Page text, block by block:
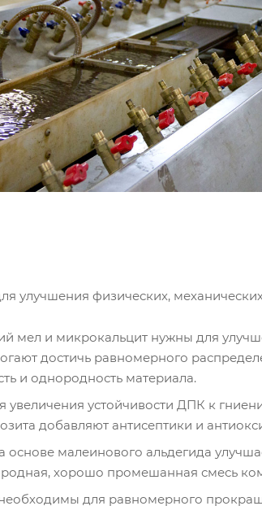
улучшения физических,
мел и микрокальцит нужны для
достичь равномерного
и однородность материала.
увеличения устойчивости ДПК к
добавляют антисептики и
основе малеинового альдегида
хорошо промешанная смесь
для равномерного